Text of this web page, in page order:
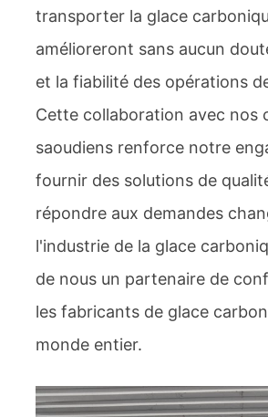
transporter la glace
amélioreront sans aucun
et la fiabilité des opérations
Cette collaboration avec nos
saoudiens renforce notre
fournir des solutions de
répondre aux demandes
l'industrie de la glace
de nous un partenaire de
les fabricants de glace
monde entier.